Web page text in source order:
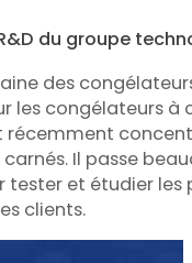
du groupe
des
les congélateurs
récemment
Il passe
et étudier
clients.